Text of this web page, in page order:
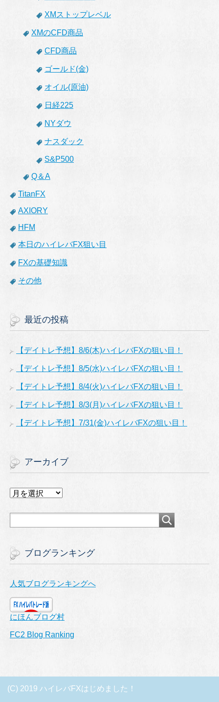
XMストップレベル
XMのCFD商品
CFD商品
ゴールド(金)
オイル(原油)
日経225
NYダウ
ナスダック
S&P500
Q＆A
TitanFX
AXIORY
HFM
本日のハイレバFX狙い目
FXの基礎知識
その他
最近の投稿
【デイトレ予想】8/6(木)ハイレバFXの狙い目！
【デイトレ予想】8/5(水)ハイレバFXの狙い目！
【デイトレ予想】8/4(火)ハイレバFXの狙い目！
【デイトレ予想】8/3(月)ハイレバFXの狙い目！
【デイトレ予想】7/31(金)ハイレバFXの狙い目！
アーカイブ
ア
カ
ブログランキング
人気ブログランキングへ
にほんブログ村
FC2 Blog Ranking
(C) 2019 ハイレバFXはじめました！